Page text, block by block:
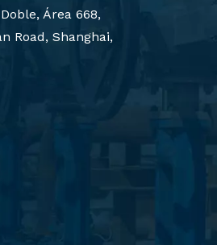
Área 668,
Road, Shanghai,